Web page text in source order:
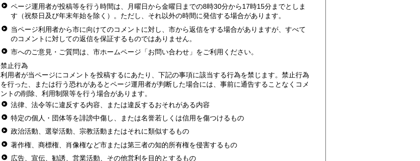
ページ運用者が投稿等を行う時間は、月曜日から金曜日までの8時30分から17時15分までとしま
す（祝祭日及び年末年始を除く）。ただし、それ以外の時間に発信する場合があります。
当ページ利用者から市に向けてのコメントに対し、市から返信をする場合がありますが、すべて
のコメントに対しての返信を保証するものではありません。
市へのご意見・ご質問は、市ホームページ「お問い合わせ」をご利用ください。
禁止行為
利用者が当ページにコメントを投稿するにあたり、下記の事項に該当する行為を禁じます。禁止行為
を行った、または行う恐れがあるとページ運用者が判断した場合には、事前に通告することなくコメ
ントの削除、利用制限等を行う場合があります。
法律、法令等に違反する内容、または違反するおそれがある内容
特定の個人・団体等を誹謗中傷し、または名誉若しくは信用を傷つけるもの
政治活動、選挙活動、宗教活動またはそれに類似するもの
著作権、商標権、肖像権など市または第三者の知的所有権を侵害するもの
広告、宣伝、勧誘、営業活動、その他営利を目的とするもの